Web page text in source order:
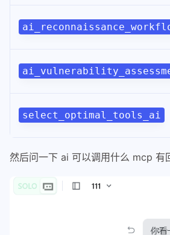
select_optimal_tools_ai
然后问一下 ai 可以调用什么 mcp 有